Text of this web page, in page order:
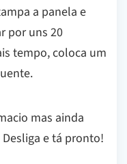
a panela e
por uns 20
tempo, coloca um
mas ainda
e tá pronto!